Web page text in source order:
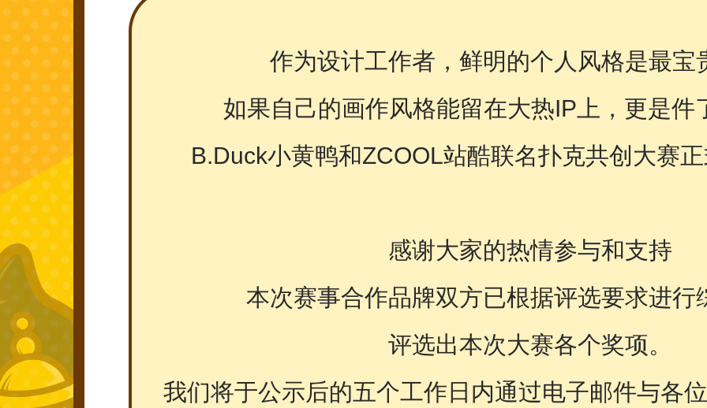
作为设计工作者，鲜明的个人风格是最宝
如果自己的画作风格能留在大热IP上，更是件
B.Duck小黄鸭和ZCOOL站酷联名扑克共创大赛正
感谢大家的热情参与和支持
本次赛事合作品牌双方已根据评选要求进行
评选出本次大赛各个奖项。
我们将于公示后的五个工作日内通过电子邮件与各